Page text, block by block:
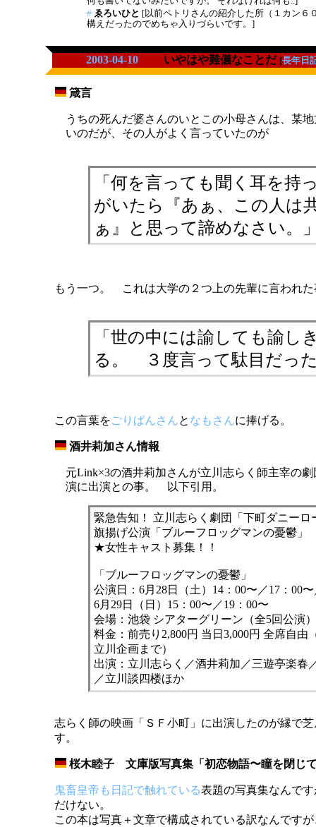
# ゑろいひと [以前ペトリさんの紹介した所（１カン６
構えだったのでめちゃ入りづらいです。]
2003-04-10 いやはや難儀なことだ [長年日
箴言
うちの死んだ婆さんのいとこの小母さんは、某
いのだが、その人がよく言っていたのが
「何を言っても聞く耳を持
がいたら『あぁ、この人は
ぁ』と思って諦めなさい。
もう一つ。 これは大学の２つ上の先輩に言われた
「世の中には諭しても諭し
る。 ３度言って駄目だっ
この言葉をごりぱんさんと なもさんに捧げる。
酒井莉加さん情報
元Link×3の酒井莉加さんが立川志らく師主宰の
演に出演との事。 以下引用。
緊急告知！ 立川志らく劇団「下町ダニーロ
旗揚げ公演「ブルーフロッグマンの憂鬱」
★女性キャスト募集！！
「ブルーフロッグマンの憂鬱」
公演日：6月28日（土）14：00〜／17：00
6月29日（日）15：00〜／19：00〜
会場：池袋 シアターグリーン（全5回公演）
料金：前売り2,800円 当日3,000円 全席自由
立川企画まで）
出演：立川志らく／酒井莉加／三遊亭楽春
／立川談四楼ほか
志らく師の映画「ＳＦ小町」に出演したのが縁で
す。
桜木睦子 文庫版写真集「初恋物語〜瞳を閉じ
鬼畜皇帝も日記で触れている表題の写真集なんで
だけない。
この本は写真＋文章で構成されている訳なんです